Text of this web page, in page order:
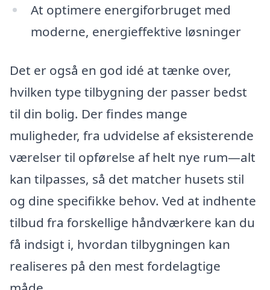
At optimere energiforbruget med
moderne, energieffektive løsninger
Det er også en god idé at tænke over,
hvilken type tilbygning der passer bedst
til din bolig. Der findes mange
muligheder, fra udvidelse af eksisterende
værelser til opførelse af helt nye rum—alt
kan tilpasses, så det matcher husets stil
og dine specifikke behov. Ved at indhente
tilbud fra forskellige håndværkere kan du
få indsigt i, hvordan tilbygningen kan
realiseres på den mest fordelagtige